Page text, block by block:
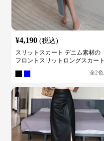
¥4,190 (税込)
スリットスカート デニム素材の
フロントスリットロングスカート
全2色